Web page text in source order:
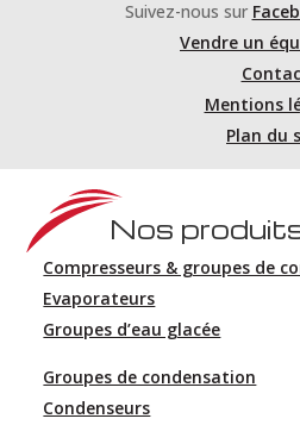
Suivez-nous sur
Vendre un
Mentions
Plan du
Nos
Compresseurs & groupes de
Evaporateurs
Groupes d’eau glacée
Groupes de condensation
Condenseurs